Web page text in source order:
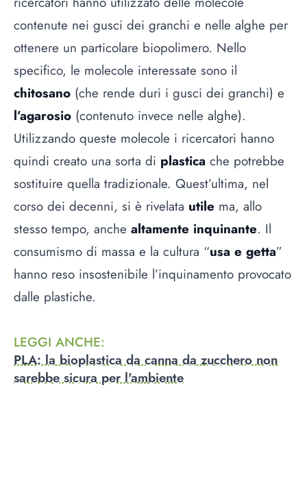
contenute nei gusci dei granchi e nelle alghe per
ottenere un particolare biopolimero. Nello
specifico, le molecole interessate sono il
chitosano (che rende duri i gusci dei granchi) e
l’agarosio (contenuto invece nelle alghe).
Utilizzando queste molecole i ricercatori hanno
quindi creato una sorta di plastica che potrebbe
sostituire quella tradizionale. Quest’ultima, nel
corso dei decenni, si è rivelata utile ma, allo
stesso tempo, anche altamente inquinante. Il
consumismo di massa e la cultura “usa e getta”
hanno reso insostenibile l’inquinamento provocato
dalle plastiche.
LEGGI ANCHE:
PLA: la bioplastica da canna da zucchero non
sarebbe sicura per l'ambiente